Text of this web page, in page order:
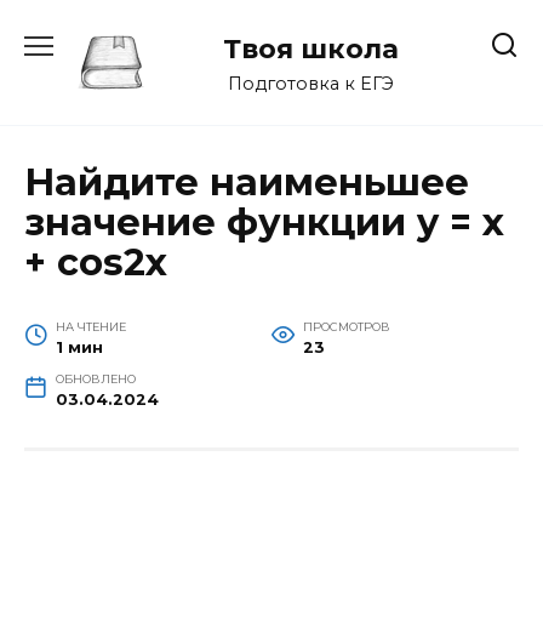
содержанию
Твоя школа
Подготовка к ЕГЭ
Найдите наименьшее
значение функции y = x
+ cos2x
НА ЧТЕНИЕ
1 мин
ПРОСМОТРОВ
23
ОБНОВЛЕНО
03.04.2024